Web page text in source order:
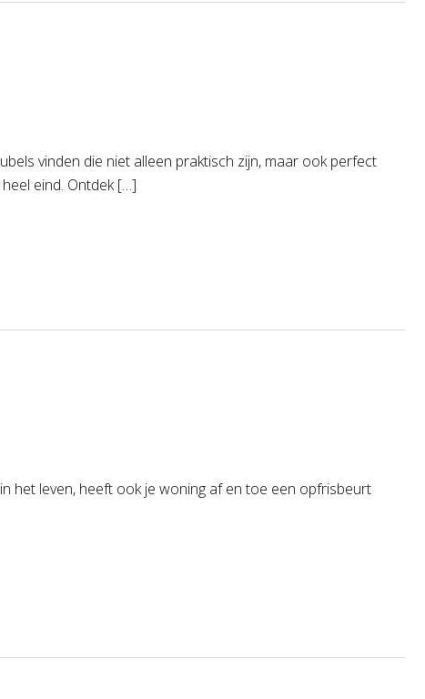
vinden die niet alleen praktisch zijn, maar ook perfect
eind. Ontdek […]
het leven, heeft ook je woning af en toe een opfrisbeurt